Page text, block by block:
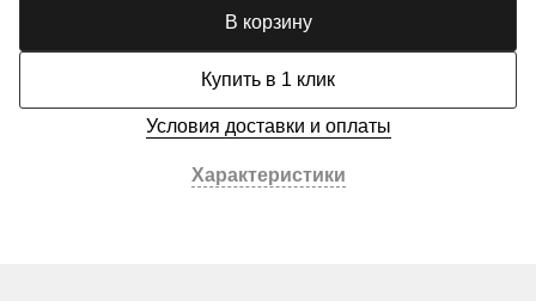
В корзину
Купить в 1 клик
Условия доставки и оплаты
Характеристики